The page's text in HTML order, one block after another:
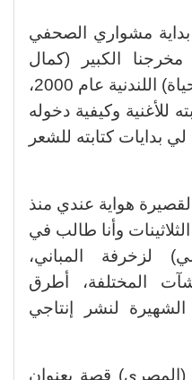
مشواري الصحفي
الكبير (كمال
عطية)، نشر في جريدة (الحياة) اللندنية عام 2000،
وكيفية دخوله
بدايات كتابته للشعر
هواية عندي منذ
وأنا طالب في
لزخرفة المباني،
المختلفة، أطرق
لنشر إنتاجي
قصة بعنوان